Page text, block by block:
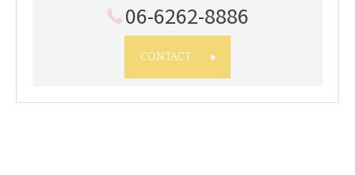
06-6262-8886
CONTACT